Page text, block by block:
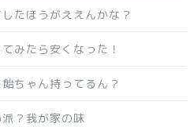
たほうがええんかな？
みたら安くなった！
ちゃん持ってるん？
？我が家の味